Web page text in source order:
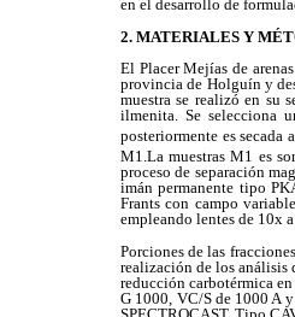
en el desarrollo de
2. MATERIALES Y
El Placer Mejías de
provincia de Holguín y
muestra se realizó en su
ilmenita. Se selecciona
posteriormente es secada
M1.La muestras M1 es
proceso de separación
imán permanente tipo
Frants con campo
empleando lentes de 10x
Porciones de las
realización de los análisis
reducción carbotérmica
G 1000, VC/S de 1000 A